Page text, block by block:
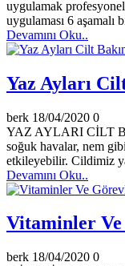
uygulamak
uygulaması 6 aşamalı
Devamını Oku..
Yaz Ayları
berk 18/04/2020 0
YAZ AYLARI CİLT
soğuk havalar, nem
etkileyebilir. Cildimiz
Devamını Oku..
Vitaminler
berk 18/04/2020 0